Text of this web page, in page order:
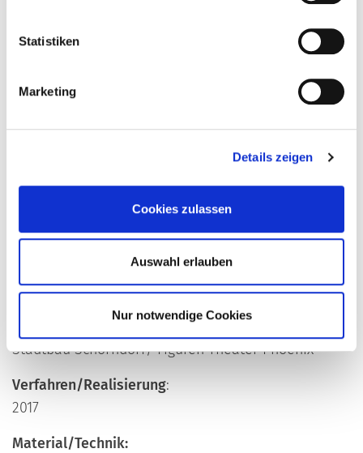
Statistiken
Marketing
Details zeigen
Cookies zulassen
Auswahl erlauben
Nur notwendige Cookies
Standort: Figuren Theater Phoenix
Künkelinstraße 33, 73614 Schorndorf
Lage:google.maps
Stadtbau Schorndorf/ Figuren Theater Phoenix
Verfahren/Realisierung:
2017
Material/Technik: